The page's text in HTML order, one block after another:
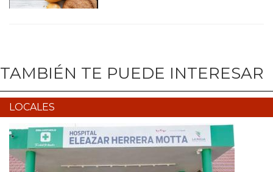
TAMBIÉN TE PUEDE INTERESAR
LOCALES